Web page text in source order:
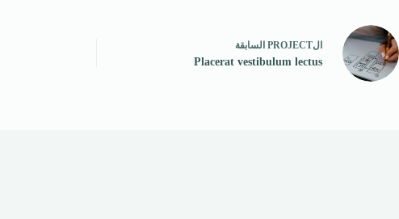
الPROJECT السابقة
Placerat vestibulum lectus